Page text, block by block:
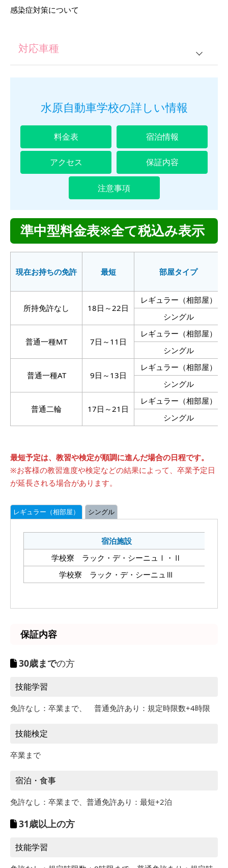
感染症対策について
対応車種
準中型
仮免所持の方
中型一種
普通二種
水原自動車学校の詳しい情報
料金表 宿泊情報
アクセス 保証内容
注意事項
準中型料金表※全て税込み表示
現在お持ちの免許 最短 部屋タイプ
所持免許なし 18日～22日
レギュラー（相部屋）
シングル
普通一種MT 7日～11日
レギュラー（相部屋）
シングル
普通一種AT 9日～13日
レギュラー（相部屋）
シングル
普通二輪 17日～21日
レギュラー（相部屋）
シングル
最短予定は、教習や検定が順調に進んだ場合の日程です。
※お客様の教習進度や検定などの結果によって、卒業予定日
が延長される場合があります。
レギュラー（相部屋） シングル
宿泊施設
学校寮 ラック・デ・シーニュⅠ・Ⅱ
学校寮 ラック・デ・シーニュⅢ
保証内容
30歳までの方
技能学習
免許なし：卒業まで、 普通免許あり：規定時限数+4時限
技能検定
卒業まで
宿泊・食事
免許なし：卒業まで、普通免許あり：最短+2泊
31歳以上の方
技能学習